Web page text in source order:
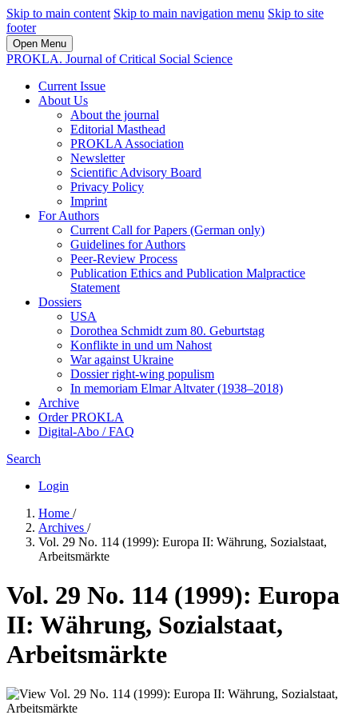
Skip to main content Skip to main navigation menu Skip to site
footer
Open Menu
PROKLA. Journal of Critical Social Science
Current Issue
About Us
About the journal
Editorial Masthead
PROKLA Association
Newsletter
Scientific Advisory Board
Privacy Policy
Imprint
For Authors
Current Call for Papers (German only)
Guidelines for Authors
Peer-Review Process
Publication Ethics and Publication Malpractice
Statement
Dossiers
USA
Dorothea Schmidt zum 80. Geburtstag
Konflikte in und um Nahost
War against Ukraine
Dossier right-wing populism
In me­mo­ri­am Elmar Altvater (1938–2018)
Archive
Order PROKLA
Digital-Abo / FAQ
Search
Login
Home /
Archives /
Vol. 29 No. 114 (1999): Europa II: Währung, Sozialstaat,
Arbeitsmärkte
Vol. 29 No. 114 (1999): Europa
II: Währung, Sozialstaat,
Arbeitsmärkte